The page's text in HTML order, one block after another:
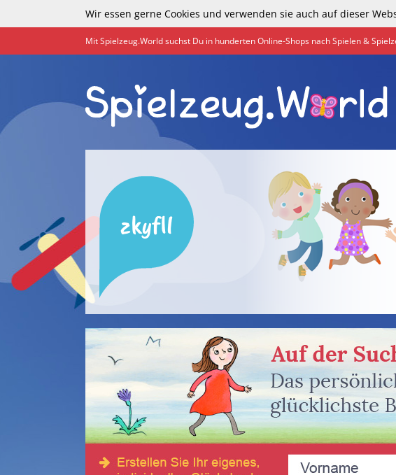
Wir essen gerne Cookies und verwenden sie auch auf dieser
Mit Spielzeug.World suchst Du in hunderten Online-Shops nach Spielen &
zkyfll